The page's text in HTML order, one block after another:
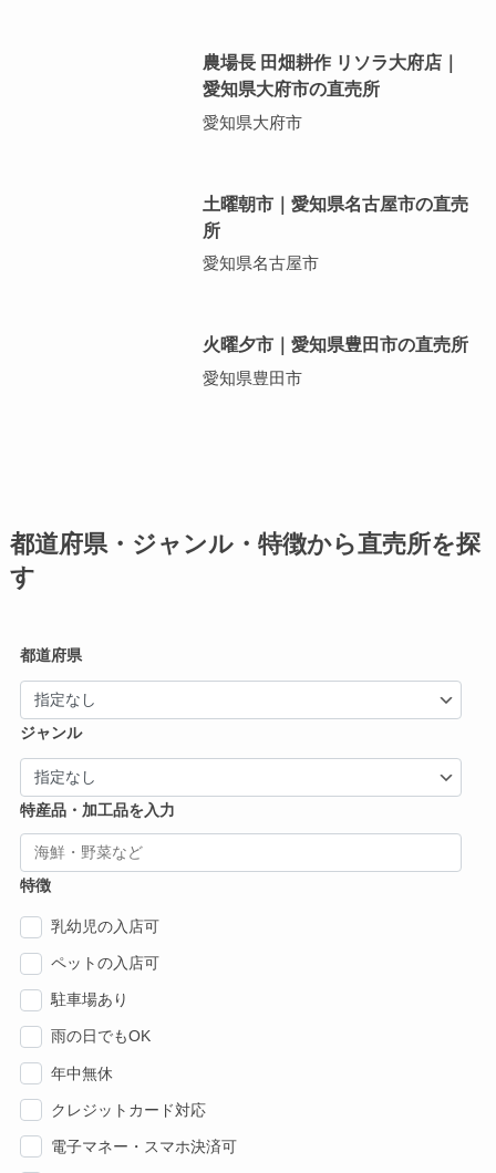
農場長 田畑耕作 リソラ大府店｜
愛知県大府市の直売所
愛知県大府市
土曜朝市｜愛知県名古屋市の直売
所
愛知県名古屋市
火曜夕市｜愛知県豊田市の直売所
愛知県豊田市
都道府県・ジャンル・特徴から直売所を探
す
都道府県
ジャンル
特産品・加工品を入力
特徴
乳幼児の入店可
ペットの入店可
駐車場あり
雨の日でもOK
年中無休
クレジットカード対応
電子マネー・スマホ決済可